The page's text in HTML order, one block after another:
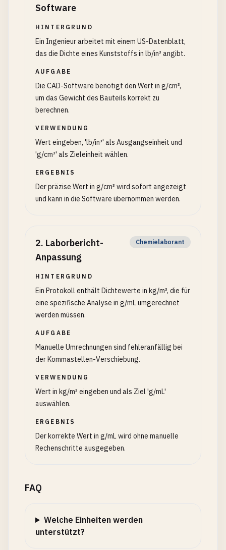
Software
HINTERGRUND
Ein Ingenieur arbeitet mit einem US-Datenblatt,
das die Dichte eines Kunststoffs in lb/in³ angibt.
AUFGABE
Die CAD-Software benötigt den Wert in g/cm³,
um das Gewicht des Bauteils korrekt zu
berechnen.
VERWENDUNG
Wert eingeben, 'lb/in³' als Ausgangseinheit und
'g/cm³' als Zieleinheit wählen.
ERGEBNIS
Der präzise Wert in g/cm³ wird sofort angezeigt
und kann in die Software übernommen werden.
2. Laborbericht-
Anpassung
Chemielaborant
HINTERGRUND
Ein Protokoll enthält Dichtewerte in kg/m³, die für
eine spezifische Analyse in g/mL umgerechnet
werden müssen.
AUFGABE
Manuelle Umrechnungen sind fehleranfällig bei
der Kommastellen-Verschiebung.
VERWENDUNG
Wert in kg/m³ eingeben und als Ziel 'g/mL'
auswählen.
ERGEBNIS
Der korrekte Wert in g/mL wird ohne manuelle
Rechenschritte ausgegeben.
FAQ
Welche Einheiten werden
unterstützt?